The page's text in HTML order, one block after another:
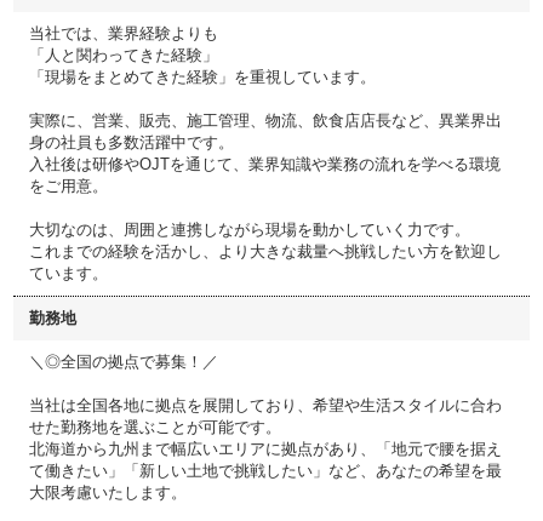
当社では、業界経験よりも
「人と関わってきた経験」
「現場をまとめてきた経験」を重視しています。
実際に、営業、販売、施工管理、物流、飲食店店長など、異業界出
身の社員も多数活躍中です。
入社後は研修やOJTを通じて、業界知識や業務の流れを学べる環境
をご用意。
大切なのは、周囲と連携しながら現場を動かしていく力です。
これまでの経験を活かし、より大きな裁量へ挑戦したい方を歓迎し
ています。
勤務地
＼◎全国の拠点で募集！／
当社は全国各地に拠点を展開しており、希望や生活スタイルに合わ
せた勤務地を選ぶことが可能です。
北海道から九州まで幅広いエリアに拠点があり、「地元で腰を据え
て働きたい」「新しい土地で挑戦したい」など、あなたの希望を最
大限考慮いたします。